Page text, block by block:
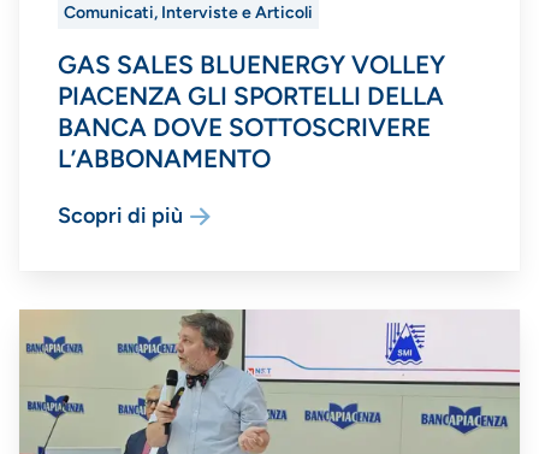
Comunicati, Interviste e Articoli
GAS SALES BLUENERGY VOLLEY
PIACENZA GLI SPORTELLI DELLA
BANCA DOVE SOTTOSCRIVERE
L’ABBONAMENTO
Scopri di più